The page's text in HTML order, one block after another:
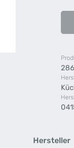
Hersteller